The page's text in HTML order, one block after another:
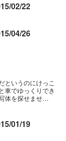
02/22
04/26
というのにけっこ
車でゆっくりでき
体を探せませ
01/19